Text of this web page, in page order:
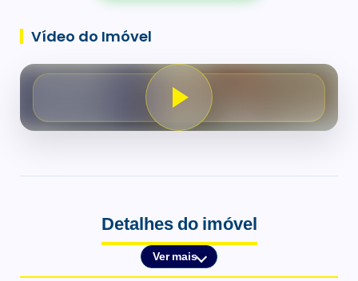
Vídeo do Imóvel
Detalhes do imóvel
Ver mais